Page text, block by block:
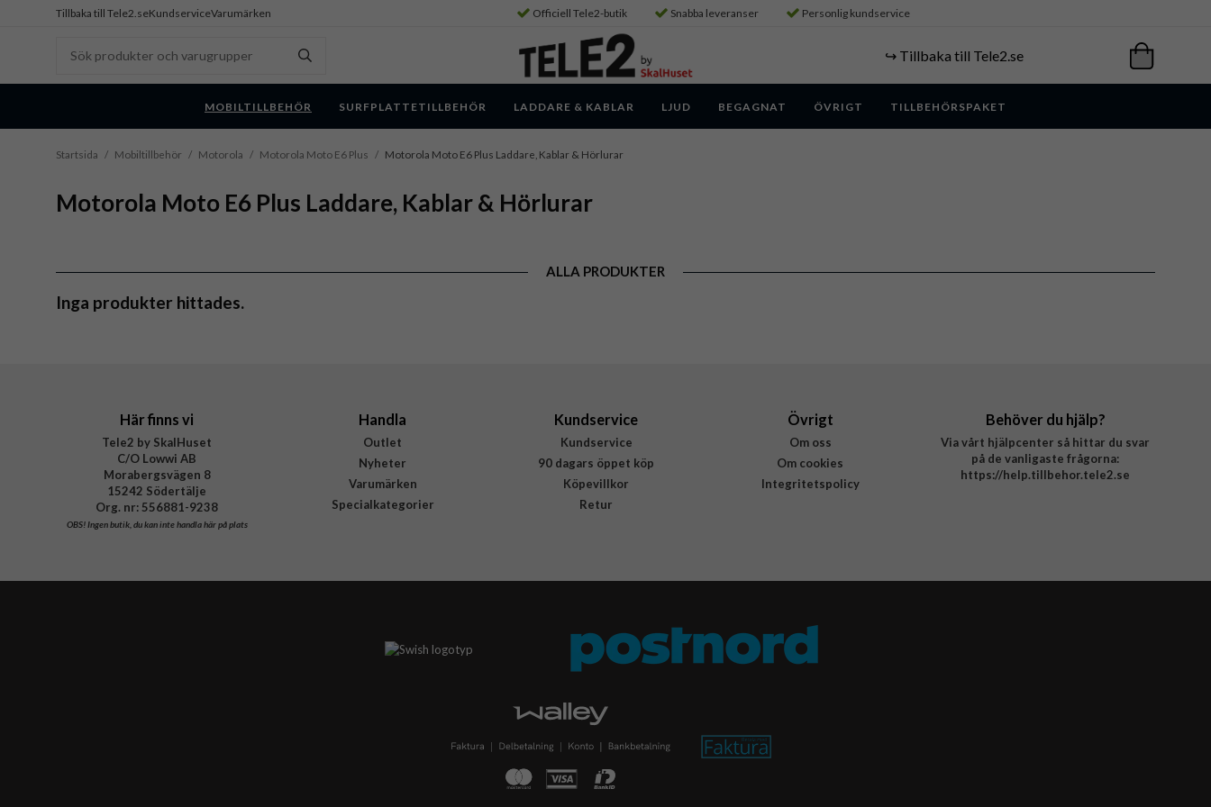
Tillbaka till Tele2.seKundserviceVarumärken Officiell Tele2-butik Snabba leveranser Personlig kundservice
↪️ Tillbaka till Tele2.se
MOBILTILLBEHÖR SURFPLATTETILLBEHÖR LADDARE & KABLAR LJUD BEGAGNAT ÖVRIGT TILLBEHÖRSPAKET
Startsida / Mobiltillbehör / Motorola / Motorola Moto E6 Plus / Motorola Moto E6 Plus Laddare, Kablar & Hörlurar
Motorola Moto E6 Plus Laddare, Kablar & Hörlurar
ALLA PRODUKTER
Inga produkter hittades.
Här finns vi
Tele2 by SkalHuset
C/O Lowwi AB
Morabergsvägen 8
15242 Södertälje
Org. nr: 556881-9238
OBS!Ingen butik, du kan inte handla här på plats
Handla
Outlet
Nyheter
Varumärken
Specialkategorier
Kundservice
Kundservice
90 dagars öppet köp
Köpevillkor
Retur
Övrigt
Om oss
Om cookies
Integritetspolicy
Behöver du hjälp?
Via vårt hjälpcenter så hittar du svar
på de vanligaste frågorna:
https://help.tillbehor.tele2.se